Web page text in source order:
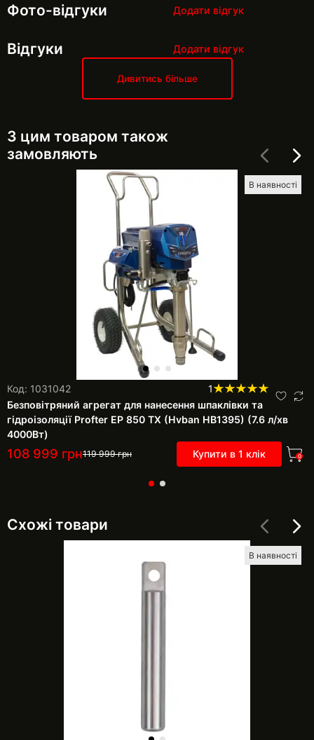
Фото-відгуки Додати відгук
Відгуки Додати відгук
Дивитись більше
З цим товаром також
замовляють
В наявності
Код: 1031042
1
Безповітряний агрегат для нанесення шпаклівки та
гідроізоляції Profter EP 850 TX (Hvban HB1395) (7.6 л/хв
4000Вт)
108 999 грн119 999грн Купити в 1 клік 0
Схожі товари
В наявності